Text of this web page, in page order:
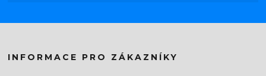
INFORMACE PRO ZÁKAZNÍKY